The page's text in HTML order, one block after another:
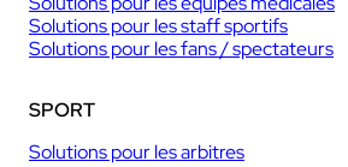
Solutions pour les staff sportifs
Solutions pour les fans / spectateurs
SPORT
Solutions pour les arbitres